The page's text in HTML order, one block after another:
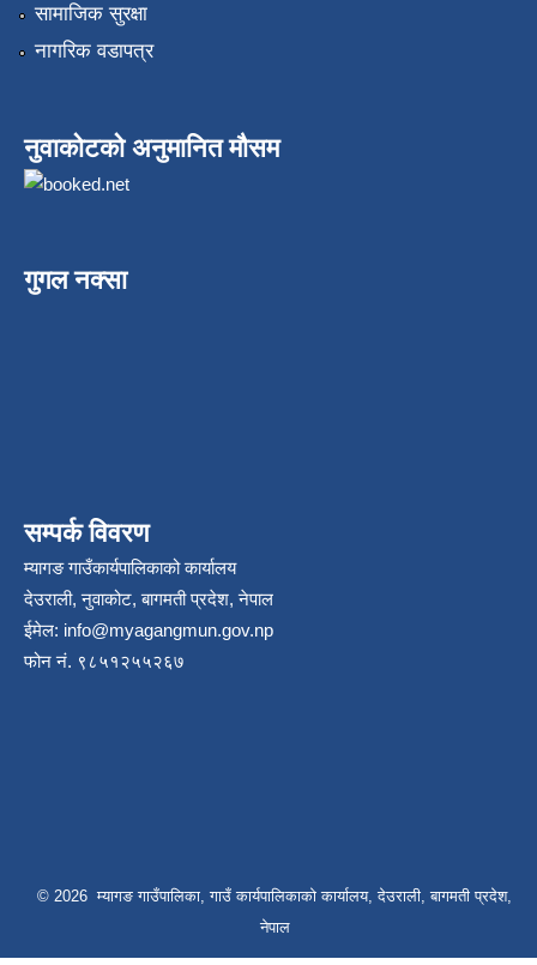
सामाजिक सुरक्षा
नागरिक वडापत्र
नुवाकोटको अनुमानित मौसम
गुगल नक्सा
सम्पर्क विवरण
म्यागङ गाउँकार्यपालिकाको कार्यालय
देउराली, नुवाकोट, बागमती प्रदेश, नेपाल
ईमेल: info@myagangmun.gov.np
फोन नं. ९८५१२५५२६७
© 2026 म्यागङ गाउँपालिका, गाउँ कार्यपालिकाको कार्यालय, देउराली, बागमती प्रदेश,
नेपाल